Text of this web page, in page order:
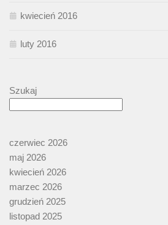
kwiecień 2016
luty 2016
Szukaj
czerwiec 2026
maj 2026
kwiecień 2026
marzec 2026
grudzień 2025
listopad 2025